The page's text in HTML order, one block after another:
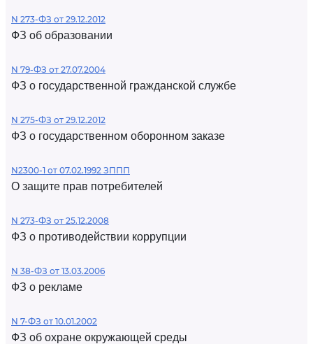
N 273-ФЗ от 29.12.2012
ФЗ об образовании
N 79-ФЗ от 27.07.2004
ФЗ о государственной гражданской службе
N 275-ФЗ от 29.12.2012
ФЗ о государственном оборонном заказе
N2300-1 от 07.02.1992 ЗППП
О защите прав потребителей
N 273-ФЗ от 25.12.2008
ФЗ о противодействии коррупции
N 38-ФЗ от 13.03.2006
ФЗ о рекламе
N 7-ФЗ от 10.01.2002
ФЗ об охране окружающей среды